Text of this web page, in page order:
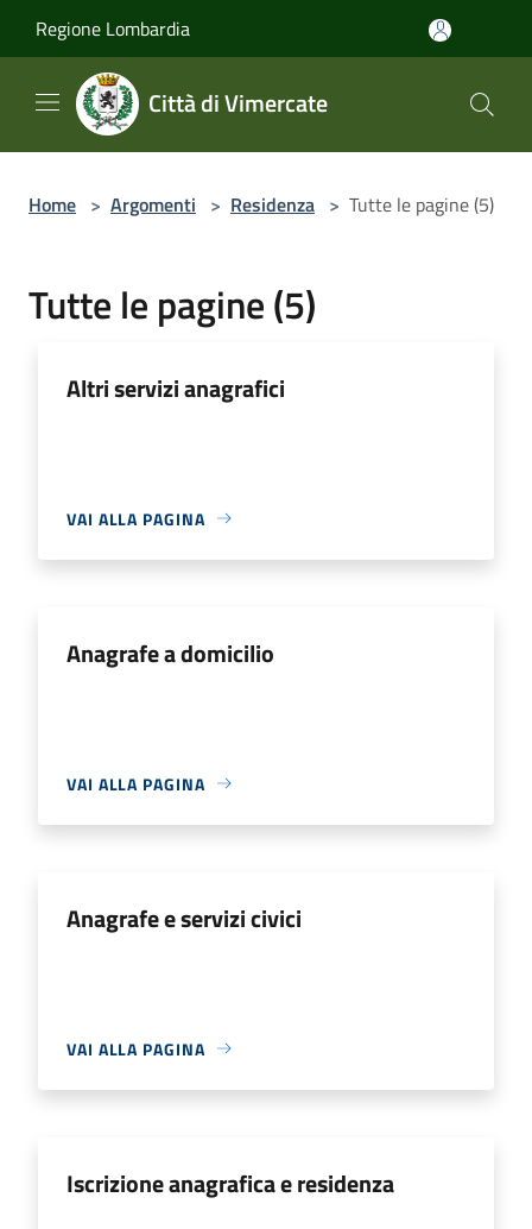
Regione Lombardia
Città di Vimercate
Home > Argomenti > Residenza > Tutte le pagine (5)
Tutte le pagine (5)
Altri servizi anagrafici
VAI ALLA PAGINA
Anagrafe a domicilio
VAI ALLA PAGINA
Anagrafe e servizi civici
VAI ALLA PAGINA
Iscrizione anagrafica e residenza